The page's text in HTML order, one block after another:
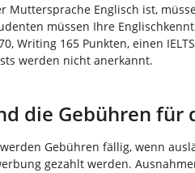
Muttersprache Englisch ist,
müssen Ihre
Writing 165 Punkten, einen
werden nicht anerkannt.
die Gebühren
Gebühren fällig, wenn
gezahlt werden.